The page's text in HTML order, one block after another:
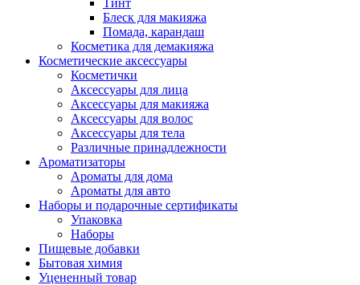
Блеск для макияжа
Помада, карандаш
Косметика для демакияжа
Косметические аксессуары
Косметички
Аксессуары для лица
Аксессуары для макияжа
Аксессуары для волос
Аксессуары для тела
Различные принадлежности
Ароматизаторы
Ароматы для дома
Ароматы для авто
Наборы и подарочные сертификаты
Упаковка
Наборы
Пищевые добавки
Бытовая химия
Уцененный товар